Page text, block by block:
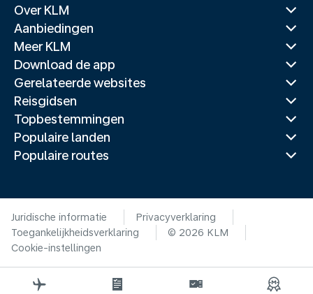
Over KLM
Aanbiedingen
Meer KLM
Download de app
Gerelateerde websites
Reisgidsen
Topbestemmingen
Populaire landen
Populaire routes
Juridische informatie
Privacyverklaring
Toegankelijkheidsverklaring
© 2026 KLM
Cookie-instellingen